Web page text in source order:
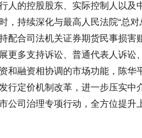
人的控股股东、实际控制人以及
，持续深化与最高人民法院“总
配合司法机关证券期货民事损害
更多支持诉讼、普通代表人诉讼
和融资相协调的市场功能，陈华
行定价机制改革，进一步压实中
公司治理专项行动，全方位提升